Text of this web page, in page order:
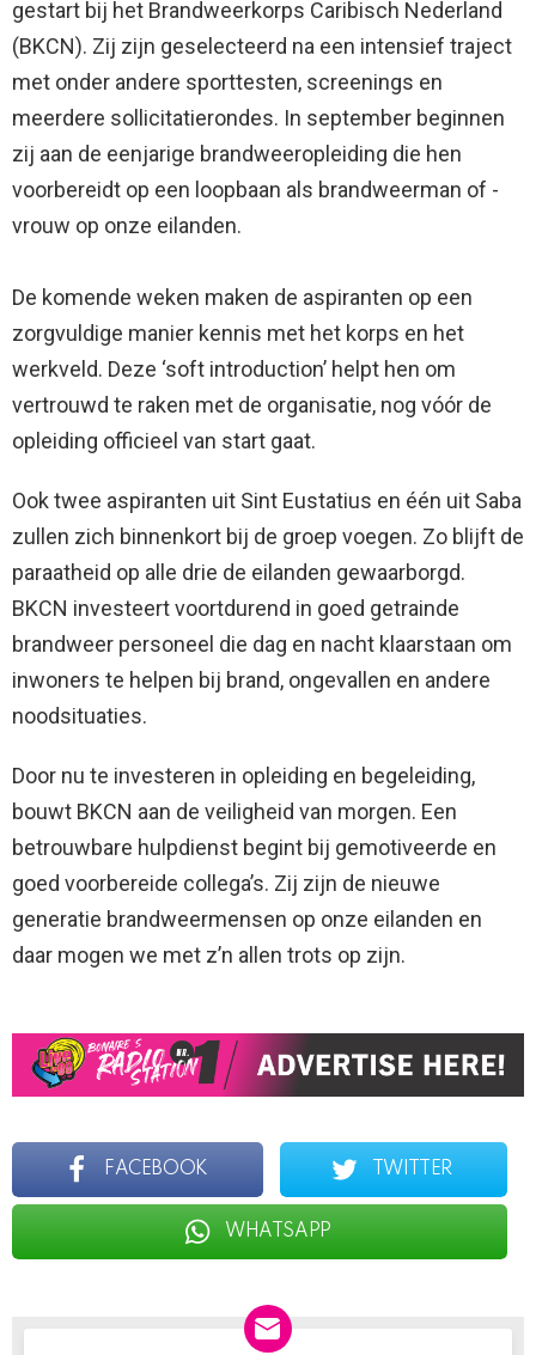
gestart bij het Brandweerkorps Caribisch Nederland
(BKCN). Zij zijn geselecteerd na een intensief traject
met onder andere sporttesten, screenings en
meerdere sollicitatierondes. In september beginnen
zij aan de eenjarige brandweeropleiding die hen
voorbereidt op een loopbaan als brandweerman of -
vrouw op onze eilanden.
De komende weken maken de aspiranten op een
zorgvuldige manier kennis met het korps en het
werkveld. Deze ‘soft introduction’ helpt hen om
vertrouwd te raken met de organisatie, nog vóór de
opleiding officieel van start gaat.
Ook twee aspiranten uit Sint Eustatius en één uit Saba
zullen zich binnenkort bij de groep voegen. Zo blijft de
paraatheid op alle drie de eilanden gewaarborgd.
BKCN investeert voortdurend in goed getrainde
brandweer personeel die dag en nacht klaarstaan om
inwoners te helpen bij brand, ongevallen en andere
noodsituaties.
Door nu te investeren in opleiding en begeleiding,
bouwt BKCN aan de veiligheid van morgen. Een
betrouwbare hulpdienst begint bij gemotiveerde en
goed voorbereide collega’s. Zij zijn de nieuwe
generatie brandweermensen op onze eilanden en
daar mogen we met z’n allen trots op zijn.
FACEBOOK TWITTER
WHATSAPP